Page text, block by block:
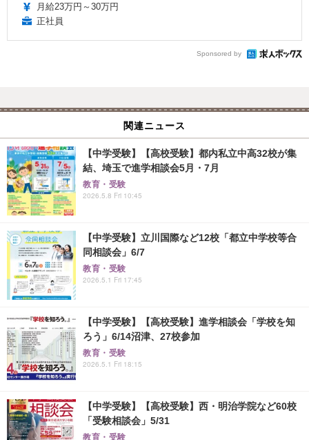
月給23万円～30万円
正社員
Sponsored by
関連ニュース
【中学受験】【高校受験】都内私立中高32校が集
結、埼玉で進学相談会5月・7月
教育・受験
2026.5.8 Fri 10:45
【中学受験】立川国際など12校「都立中学校等合
同相談会」6/7
教育・受験
2026.5.1 Fri 17:45
【中学受験】【高校受験】進学相談会「学校を知
ろう」6/14沼津、27校参加
教育・受験
2026.5.1 Fri 18:15
【中学受験】【高校受験】西・明治学院など60校
「受験相談会」5/31
教育・受験